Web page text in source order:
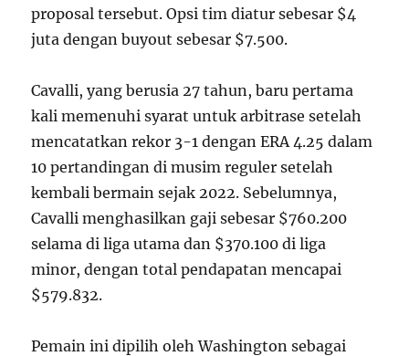
proposal tersebut. Opsi tim diatur sebesar $4
juta dengan buyout sebesar $7.500.
Cavalli, yang berusia 27 tahun, baru pertama
kali memenuhi syarat untuk arbitrase setelah
mencatatkan rekor 3-1 dengan ERA 4.25 dalam
10 pertandingan di musim reguler setelah
kembali bermain sejak 2022. Sebelumnya,
Cavalli menghasilkan gaji sebesar $760.200
selama di liga utama dan $370.100 di liga
minor, dengan total pendapatan mencapai
$579.832.
Pemain ini dipilih oleh Washington sebagai